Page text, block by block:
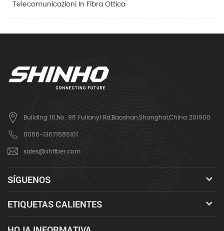
Telecomunicazioni In Fibra Ottica
Building 10,No. 98 Fulianyi Rd,Baoshan,Shanghai,China 201900
0086-13671585101
sales@xhfiber.com
SÍGUENOS
ETIQUETAS CALIENTES